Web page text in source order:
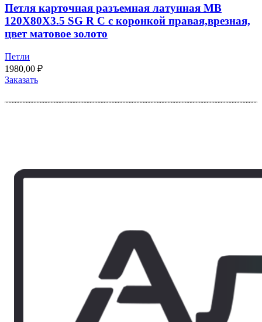
Петля карточная разъемная латунная MB
120X80X3.5 SG R C с коронкой правая,врезная,
цвет матовое золото
Петли
1980,00 ₽
Заказать